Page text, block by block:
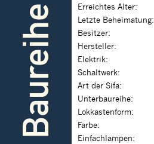
Baureihe
Erreichtes Alter:
Letzte Beheimatung:
Besitzer:
Hersteller:
Elektrik:
Schaltwerk:
Art der Sifa:
Unterbaureihe:
Lokkastenform:
Farbe:
Einfachlampen: